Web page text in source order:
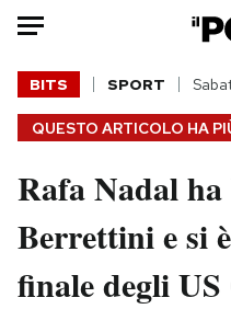
HOME
Italia
Politica
Tecnologia
QUESTO ARTICOLO HA
BITS SPORT
Rafa Nadal
Berrettini e si
finale degli